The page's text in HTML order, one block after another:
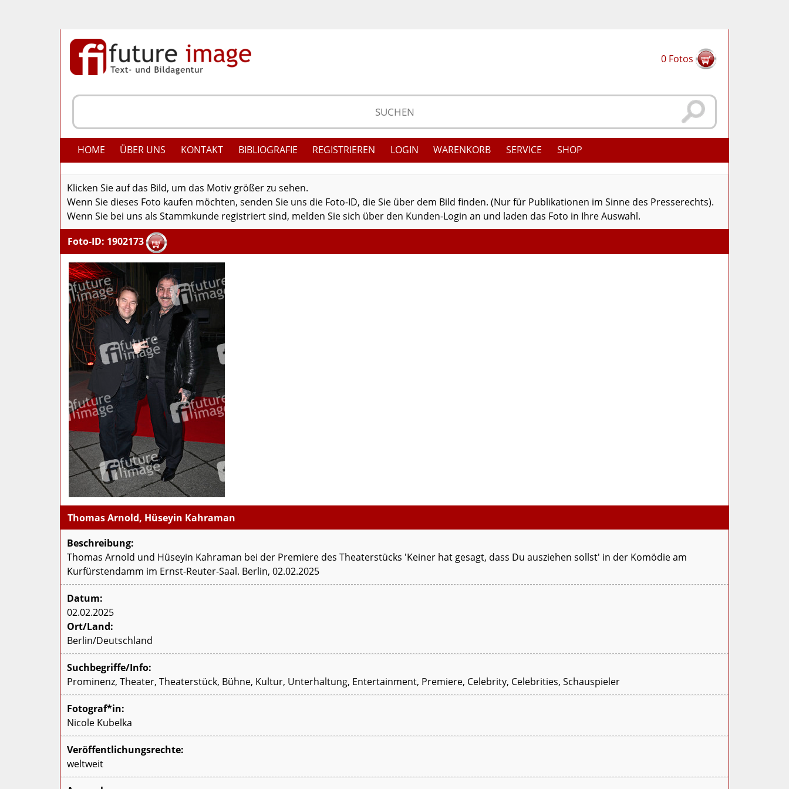
0 Fotos
HOME ÜBER UNS KONTAKT BIBLIOGRAFIE REGISTRIEREN LOGIN WARENKORB SERVICE SHOP
Klicken Sie auf das Bild, um das Motiv größer zu sehen.
Wenn Sie dieses Foto kaufen möchten, senden Sie uns die Foto-ID, die Sie über dem Bild finden. (Nur für Publikationen im Sinne des Presserechts).
Wenn Sie bei uns als Stammkunde registriert sind, melden Sie sich über den Kunden-Login an und laden das Foto in Ihre Auswahl.
Foto-ID: 1902173
Thomas Arnold, Hüseyin Kahraman
Beschreibung:
Thomas Arnold und Hüseyin Kahraman bei der Premiere des Theaterstücks 'Keiner hat gesagt, dass Du ausziehen sollst' in der Komödie am
Kurfürstendamm im Ernst-Reuter-Saal. Berlin, 02.02.2025
Datum:
02.02.2025
Ort/Land:
Berlin/Deutschland
Suchbegriffe/Info:
Prominenz, Theater, Theaterstück, Bühne, Kultur, Unterhaltung, Entertainment, Premiere, Celebrity, Celebrities, Schauspieler
Fotograf*in:
Nicole Kubelka
Veröffentlichungsrechte:
weltweit